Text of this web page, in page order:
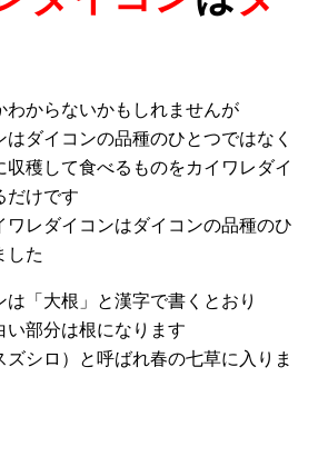
わからないかもしれませんが
はダイコンの品種のひとつではなく
収穫して食べるものをカイワレダイ
だけです
ワレダイコンはダイコンの品種のひ
した
は「大根」と漢字で書くとおり
い部分は根になります
シロ）と呼ばれ春の七草に入りま